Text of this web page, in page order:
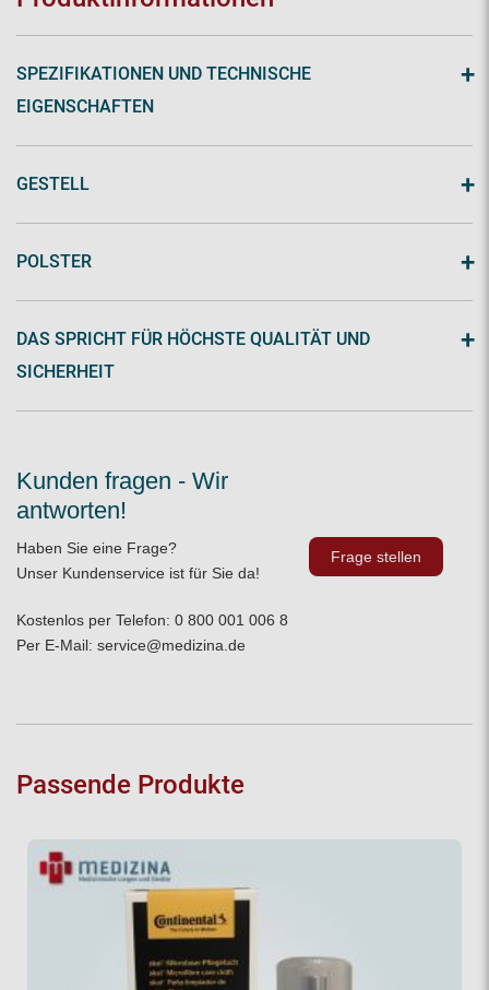
SPEZIFIKATIONEN UND TECHNISCHE
EIGENSCHAFTEN
+
GESTELL +
POLSTER +
DAS SPRICHT FÜR HÖCHSTE QUALITÄT UND
SICHERHEIT
+
Kunden fragen - Wir
antworten!
Haben Sie eine Frage?
Unser Kundenservice ist für Sie da!
Kostenlos per Telefon: 0 800 001 006 8
Per E-Mail: service@medizina.de
Frage stellen
Passende Produkte